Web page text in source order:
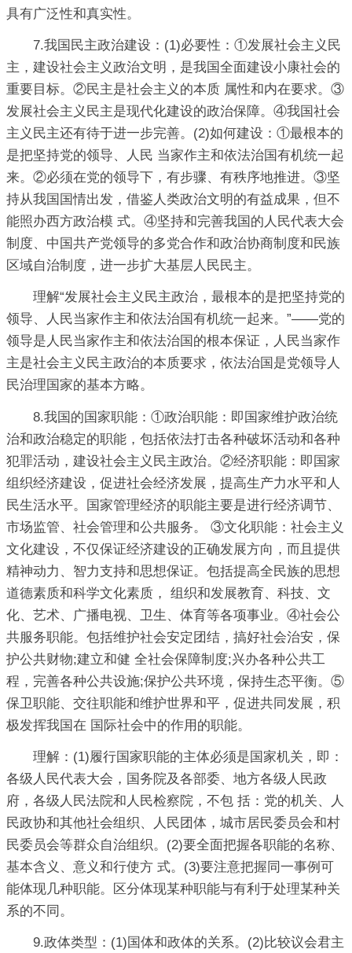
具有广泛性和真实性。
7.我国民主政治建设：(1)必要性：①发展社会主义民
主，建设社会主义政治文明，是我国全面建设小康社会的
重要目标。②民主是社会主义的本质 属性和内在要求。③
发展社会主义民主是现代化建设的政治保障。④我国社会
主义民主还有待于进一步完善。(2)如何建设：①最根本的
是把坚持党的领导、人民 当家作主和依法治国有机统一起
来。②必须在党的领导下，有步骤、有秩序地推进。③坚
持从我国国情出发，借鉴人类政治文明的有益成果，但不
能照办西方政治模 式。④坚持和完善我国的人民代表大会
制度、中国共产党领导的多党合作和政治协商制度和民族
区域自治制度，进一步扩大基层人民民主。
理解“发展社会主义民主政治，最根本的是把坚持党的
领导、人民当家作主和依法治国有机统一起来。”——党的
领导是人民当家作主和依法治国的根本保证，人民当家作
主是社会主义民主政治的本质要求，依法治国是党领导人
民治理国家的基本方略。
8.我国的国家职能：①政治职能：即国家维护政治统
治和政治稳定的职能，包括依法打击各种破坏活动和各种
犯罪活动，建设社会主义民主政治。②经济职能：即国家
组织经济建设，促进社会经济发展，提高生产力水平和人
民生活水平。国家管理经济的职能主要是进行经济调节、
市场监管、社会管理和公共服务。 ③文化职能：社会主义
文化建设，不仅保证经济建设的正确发展方向，而且提供
精神动力、智力支持和思想保证。包括提高全民族的思想
道德素质和科学文化素质， 组织和发展教育、科技、文
化、艺术、广播电视、卫生、体育等各项事业。④社会公
共服务职能。包括维护社会安定团结，搞好社会治安，保
护公共财物;建立和健 全社会保障制度;兴办各种公共工
程，完善各种公共设施;保护公共环境，保持生态平衡。⑤
保卫职能、交往职能和维护世界和平，促进共同发展，积
极发挥我国在 国际社会中的作用的职能。
理解：(1)履行国家职能的主体必须是国家机关，即：
各级人民代表大会，国务院及各部委、地方各级人民政
府，各级人民法院和人民检察院，不包 括：党的机关、人
民政协和其他社会组织、人民团体，城市居民委员会和村
民委员会等群众自治组织。(2)要全面把握各职能的名称、
基本含义、意义和行使方 式。(3)要注意把握同一事例可
能体现几种职能。区分体现某种职能与有利于处理某种关
系的不同。
9.政体类型：(1)国体和政体的关系。(2)比较议会君主